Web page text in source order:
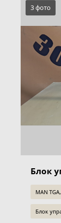
3 фото
Блок
MAN
Блок